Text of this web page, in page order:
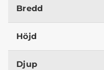
Bredd
Höjd
Djup